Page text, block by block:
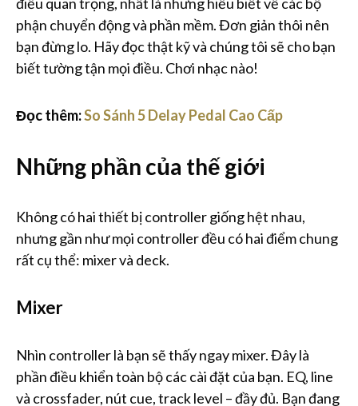
phận chuyển động và phần mềm. Đơn giản thôi nên
bạn đừng lo. Hãy đọc thật kỹ và chúng tôi sẽ cho bạn
biết tường tận mọi điều. Chơi nhạc nào!
Đọc thêm:So Sánh 5 Delay Pedal Cao Cấp
Những phần của thế giới
Không có hai thiết bị controller giống hệt nhau,
nhưng gần như mọi controller đều có hai điểm chung
rất cụ thể: mixer và deck.
Mixer
Nhìn controller là bạn sẽ thấy ngay mixer. Đây là
phần điều khiển toàn bộ các cài đặt của bạn. EQ, line
và crossfader, nút cue, track level – đầy đủ. Bạn đang